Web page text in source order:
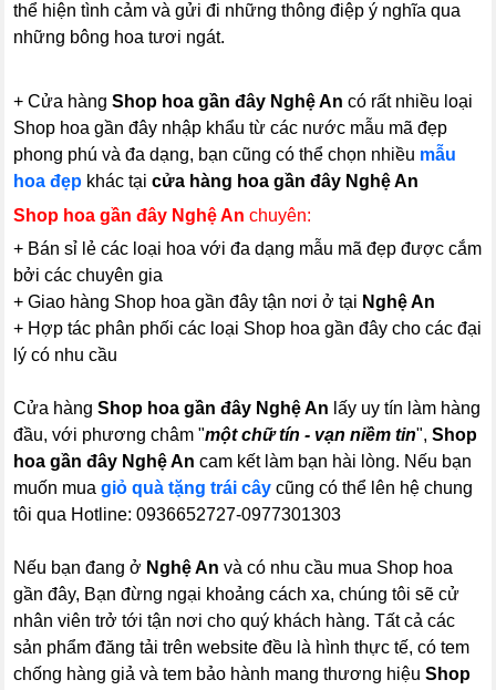
thể hiện tình cảm và gửi đi những thông điệp ý nghĩa qua
những bông hoa tươi ngát.
+ Cửa hàngShop hoa gần đây Nghệ An có rất nhiều loại
Shop hoa gần đây nhập khẩu từ các nước mẫu mã đẹp
phong phú và đa dạng, bạn cũng có thể chọn nhiều mẫu
hoa đẹp khác tạicửa hàng hoa gần đây Nghệ An
Shop hoa gần đây Nghệ Anchuyên:
+ Bán sỉ lẻ các loại hoa với đa dạng mẫu mã đẹp được cắm
bởi các chuyên gia
+ Giao hàng Shop hoa gần đây tận nơi ở tại Nghệ An
+ Hợp tác phân phối các loại Shop hoa gần đây cho các đại
lý có nhu cầu
Cửa hàngShop hoa gần đây Nghệ An lấy uy tín làm hàng
đầu, với phương châm "một chữ tín - vạn niềm tin",Shop
hoa gần đây Nghệ An cam kết làm bạn hài lòng. Nếu bạn
muốn muagiỏ quà tặng trái cây cũng có thể lên hệ chung
tôi qua Hotline: 0936652727-0977301303
Nếu bạn đang ở Nghệ An và có nhu cầu mua Shop hoa
gần đây, Bạn đừng ngại khoảng cách xa, chúng tôi sẽ cử
nhân viên trở tới tận nơi cho quý khách hàng. Tất cả các
sản phẩm đăng tải trên website đều là hình thực tế, có tem
chống hàng giả và tem bảo hành mang thương hiệuShop